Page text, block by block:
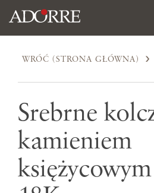
WRÓĆ (STRONA GŁÓWNA)
Srebrne
kamieniem